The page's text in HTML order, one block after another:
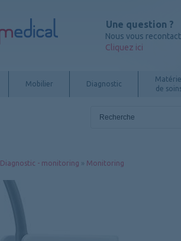
Une question ?
Nous vous
Cliquez ici
Mobilier Diagnostic
de
Diagnostic - monitoring » Monitoring